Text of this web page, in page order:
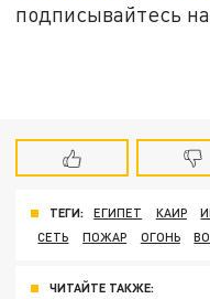
подписывайтесь
ТЕГИ: ЕГИПЕТ КАИР
СЕТЬ
ПОЖАР ОГОНЬ
ЧИТАЙТЕ ТАКЖЕ: